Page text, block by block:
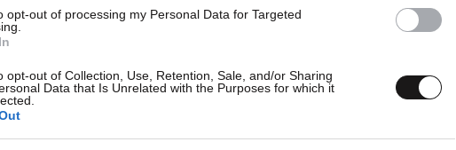
opt-out of processing my Personal Data for Targeted
opt-out of Collection, Use, Retention, Sale, and/or Sharing
Data that Is Unrelated with the Purposes for which it